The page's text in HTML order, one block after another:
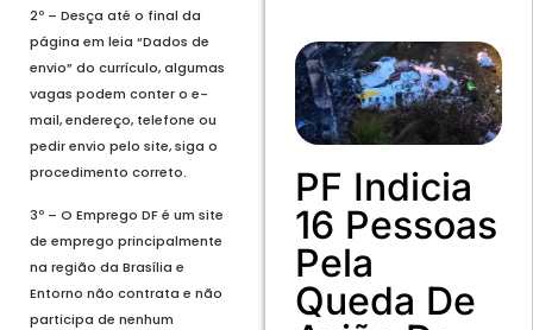
2º – Desça até o final da
página em leia “Dados de
envio” do currículo, algumas
vagas podem conter o e-
mail, endereço, telefone ou
pedir envio pelo site, siga o
procedimento correto.
3º – O Emprego DF é um site
de emprego principalmente
na região da Brasília e
Entorno não contrata e não
participa de nenhum
PF Indicia
16 Pessoas
Pela
Queda De